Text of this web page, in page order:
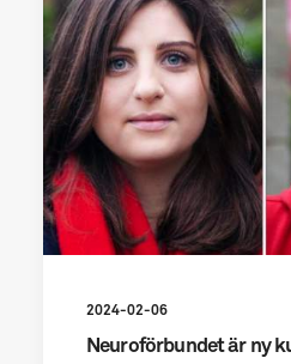
2024-02-06
Neuroförbundet är ny